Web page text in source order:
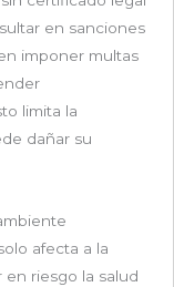
en sanciones
imponer multas
limita la
dañar su
afecta a la
riesgo la salud